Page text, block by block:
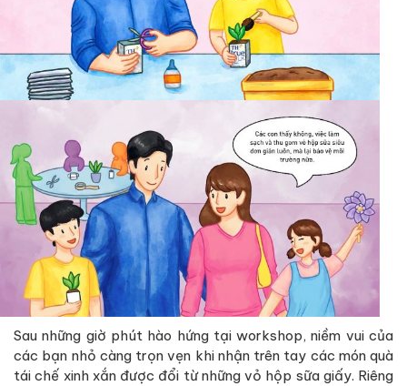
Sau những giờ phút hào hứng tại workshop, niềm vui của
các bạn nhỏ càng trọn vẹn khi nhận trên tay các món quà
tái chế xinh xắn được đổi từ những vỏ hộp sữa giấy. Riêng